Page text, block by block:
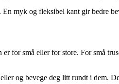
myk og fleksibel kant gir bedre
for små eller for store. For små
og bevege deg litt rundt i dem.